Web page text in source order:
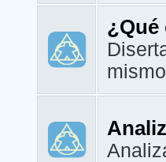
¿Qué